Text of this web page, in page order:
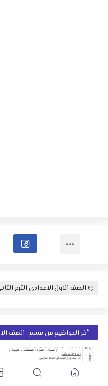
الصف الاول الاعدادى الترم
أخر المواضيع من قسم : الصف